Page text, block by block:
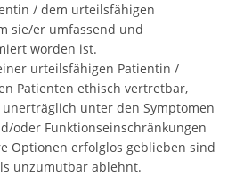
/ dem urteilsfähigen
sie/er umfassend und
worden ist.
urteilsfähigen Patientin /
Patienten ethisch vertretbar,
unter den Symptomen
oder Funktionseinschränkungen
Optionen erfolglos geblieben sind
unzumutbar ablehnt.